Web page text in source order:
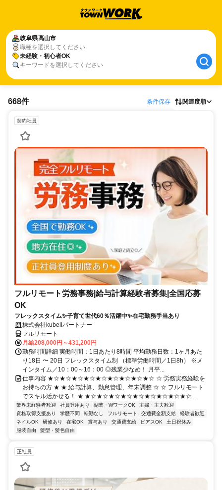
岐阜県高山市
職種を選択してください
未経験・初心者OK
キーワードを選択してください
668件 条件保存 関連度順
契約社員
フルリモート労務事務|給与計算経験者募集|全国応募
OK
フレックスタイム✨子育て世代60％活躍中✨在宅勤務手当あり
株式会社kubellパートナー
フルリモート
月給208,000円～431,200円
勤務時間詳細 実働時間：1日あたり8時間 平均勤務日数：1ヶ月あた
り18日 〜 20日 フレックスタイム制 （標準労働時間／1日8h） ※メ
インタイム／10：00～16：00 ◎残業少なめ！ 月平...
仕事内容 ★☆★☆★☆★☆★☆★☆★☆★☆★☆ ☆ 労務実務経験を
お持ちの方 ★ ★ 給与計算、勤怠管理、年末調整 ☆ ☆ フルリモート
でスキル活かせる！ ★ ★☆★☆★☆★☆★☆★☆★☆★☆★☆ ...
業界未経験者歓迎 社員登用あり 副業・WワークOK
主婦・主夫歓迎
資格取得支援あり
学歴不問 転勤なし フルリモート 交通費全額支給
経験者歓迎
ネイルOK
研修あり 在宅OK 賞与あり 交通費支給 ピアスOK
土日祝休み
服装自由
髪型・髪色自由
正社員